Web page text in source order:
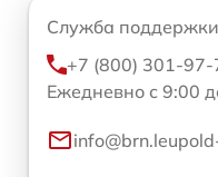
Служба поддержки
+7 (800) 301-97-
Ежедневно с 9:00